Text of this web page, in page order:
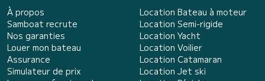
À propos
Samboat recrute
Nos garanties
Louer mon bateau
Assurance
Simulateur de prix
Location Bateau à moteur
Location Semi-rigide
Location Yacht
Location Voilier
Location Catamaran
Location Jet ski